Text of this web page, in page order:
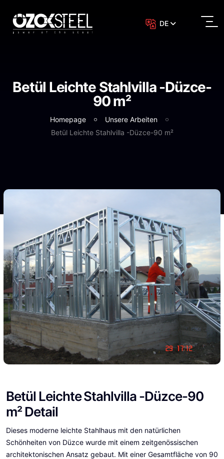
DE
Betül Leichte Stahlvilla -Düzce-
90 m²
Homepage
Unsere Arbeiten
Betül Leichte Stahlvilla -Düzce-90 m²
Betül Leichte Stahlvilla -Düzce-90
m² Detail
Dieses moderne leichte Stahlhaus mit den natürlichen
Schönheiten von Düzce wurde mit einem zeitgenössischen
architektonischen Ansatz gebaut. Mit einer Gesamtfläche von 90